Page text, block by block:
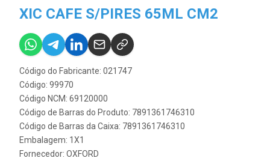
XIC CAFE S/PIRES 65ML CM2
Código do Fabricante: 021747
Código: 99970
Código NCM: 69120000
Código de Barras do Produto: 7891361746310
Código de Barras da Caixa: 7891361746310
Embalagem: 1X1
Fornecedor: OXFORD